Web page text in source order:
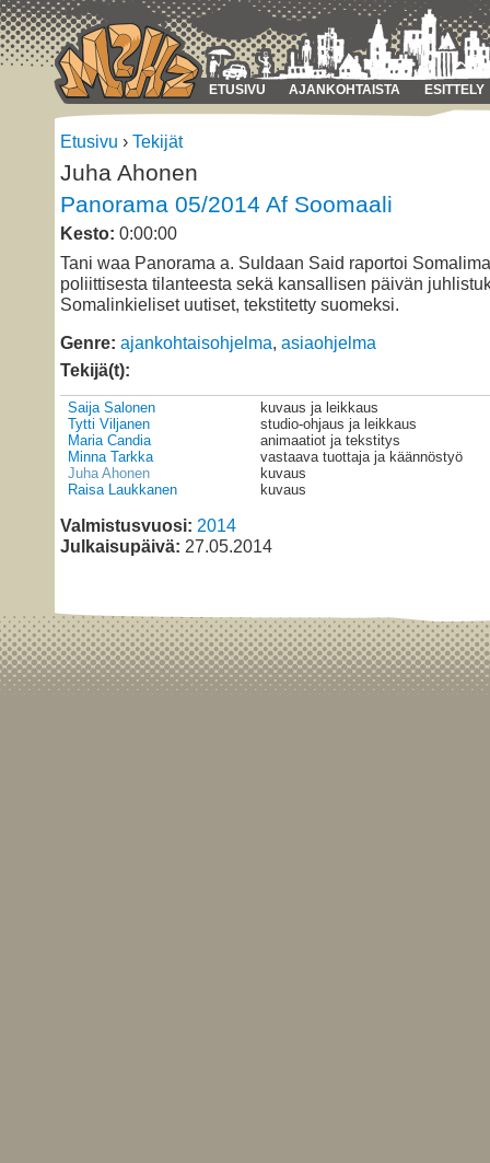
ETUSIVU AJANKOHTAISTA ESITTELY
Etusivu › Tekijät
Juha Ahonen
Panorama 05/2014 Af Soomaali
Kesto: 0:00:00
Tani waa Panorama a. Suldaan Said raportoi
poliittisesta tilanteesta sekä kansallisen päivän
Somalinkieliset uutiset, tekstitetty suomeksi.
Genre: ajankohtaisohjelma, asiaohjelma
Tekijä(t):
Saija Salonen
Tytti Viljanen
Maria Candia
Minna Tarkka
Juha Ahonen
Raisa Laukkanen
kuvaus ja leikkaus
studio-ohjaus ja leikkaus
animaatiot ja tekstitys
vastaava tuottaja ja käännöstyö
kuvaus
kuvaus
Valmistusvuosi: 2014
Julkaisupäivä: 27.05.2014